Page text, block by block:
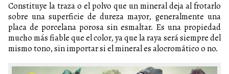
Constituye la traza o el polvo que un mineral deja al frotarlo
sobre una superficie de dureza mayor, generalmente una
placa de porcelana porosa sin esmaltar. Es una propiedad
mucho más fiable que el color, ya que la raya será siempre del
mismo tono, sin importar si el mineral es alocromático o no.